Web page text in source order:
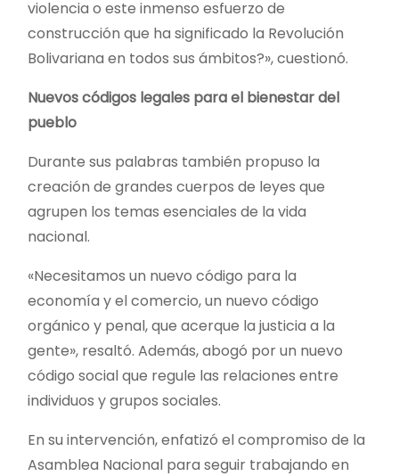
violencia o este inmenso esfuerzo de
construcción que ha significado la Revolución
Bolivariana en todos sus ámbitos?», cuestionó.
Nuevos códigos legales para el bienestar del
pueblo
Durante sus palabras también propuso la
creación de grandes cuerpos de leyes que
agrupen los temas esenciales de la vida
nacional.
«Necesitamos un nuevo código para la
economía y el comercio, un nuevo código
orgánico y penal, que acerque la justicia a la
gente», resaltó. Además, abogó por un nuevo
código social que regule las relaciones entre
individuos y grupos sociales.
En su intervención, enfatizó el compromiso de la
Asamblea Nacional para seguir trabajando en